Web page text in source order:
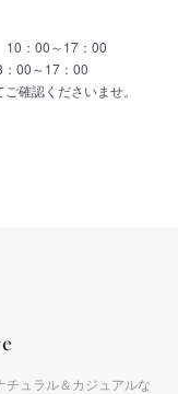
：00～17：00
00～17：00
確認くださいませ。
ュラル＆カジュアルな